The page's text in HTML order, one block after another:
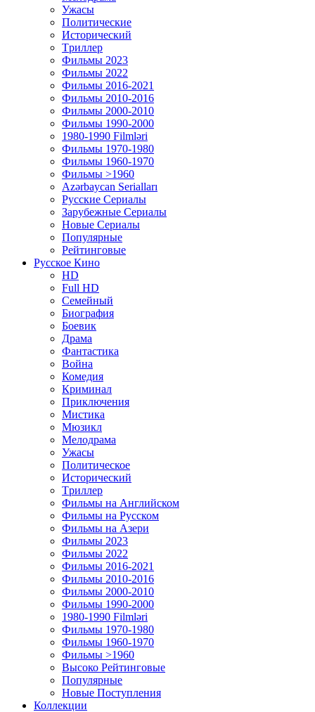
Ужасы
Политические
Исторический
Tриллер
Фильмы 2023
Фильмы 2022
Фильмы 2016-2021
Фильмы 2010-2016
Фильмы 2000-2010
Фильмы 1990-2000
1980-1990 Filmləri
Фильмы 1970-1980
Фильмы 1960-1970
Фильмы >1960
Azərbaycan Serialları
Русские Сериалы
Зарубежные Сериалы
Новые Сериалы
Популярные
Рейтинговые
Русское Кино
HD
Full HD
Семейный
Биография
Боевик
Драма
Фантастика
Война
Комедия
Криминал
Приключения
Мистика
Мюзикл
Мелодрама
Ужасы
Политическое
Исторический
Tриллер
Фильмы на Английском
Фильмы на Русском
Фильмы на Азери
Фильмы 2023
Фильмы 2022
Фильмы 2016-2021
Фильмы 2010-2016
Фильмы 2000-2010
Фильмы 1990-2000
1980-1990 Filmləri
Фильмы 1970-1980
Фильмы 1960-1970
Фильмы >1960
Высоко Рейтинговые
Популярные
Новые Поступления
Коллекции